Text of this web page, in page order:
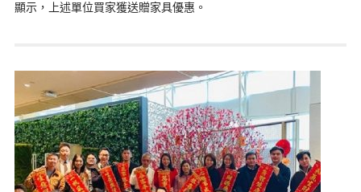
顯示，上述單位買家獲送贈家具優惠。